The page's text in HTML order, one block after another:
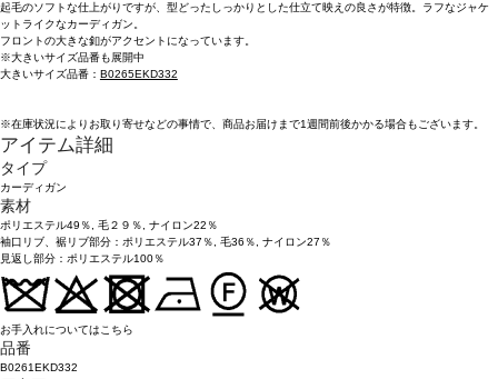
起毛のソフトな仕上がりですが、型どったしっかりとした仕立て映えの良さが特徴。ラフなジャケ
ットライクなカーディガン。
フロントの大きな釦がアクセントになっています。
※大きいサイズ品番も展開中
大きいサイズ品番： B0265EKD332
※在庫状況によりお取り寄せなどの事情で、商品お届けまで1週間前後かかる場合もございます。
アイテム詳細
タイプ
カーディガン
素材
ポリエステル49％, 毛２９％, ナイロン22％
袖口リブ、裾リブ部分：ポリエステル37％, 毛36％, ナイロン27％
見返し部分：ポリエステル100％
お手入れについてはこちら
品番
B0261EKD332